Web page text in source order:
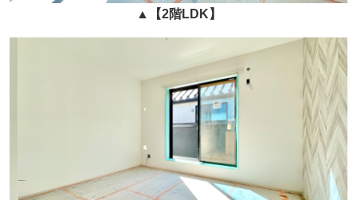
▲ 【2階LDK】